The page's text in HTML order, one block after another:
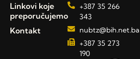
Linkovi koje
preporučujemo
Kontakt
+387 35 266
343
nubtz@bih.net.ba
+387 35 273
190